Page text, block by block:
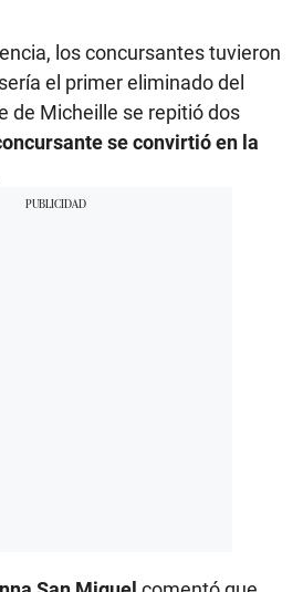
los concursantes tuvieron
el primer eliminado del
de Micheille se repitió dos
se convirtió en la